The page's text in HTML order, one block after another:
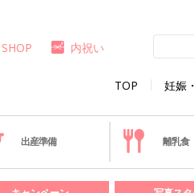
TOP 妊娠
SHOP 内祝い
出産準備 離乳食